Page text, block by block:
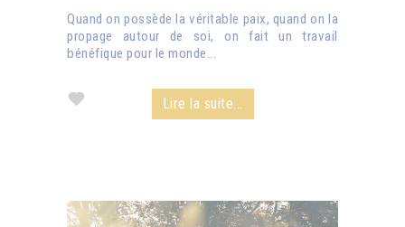
Quand on possède la véritable paix, quand on la
propage autour de soi, on fait un travail
bénéfique pour le monde...
Lire la suite...